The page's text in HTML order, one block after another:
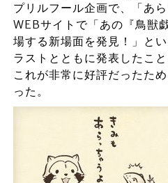
プリルフール企画で、「あ
WEBサイトで「あの『鳥獣
場する新場面を発見！」と
ラストとともに発表したこと
これが非常に好評だったた
った。